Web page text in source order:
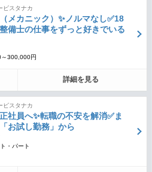
ビスタナカ
メカニック）✨ノルマなし✅18
備士の仕事をずっと好きでいる
300,000円
詳細を見る
ビスタナカ
社員へ✨転職の不安を解消✅ま
お試し勤務」から
・パート